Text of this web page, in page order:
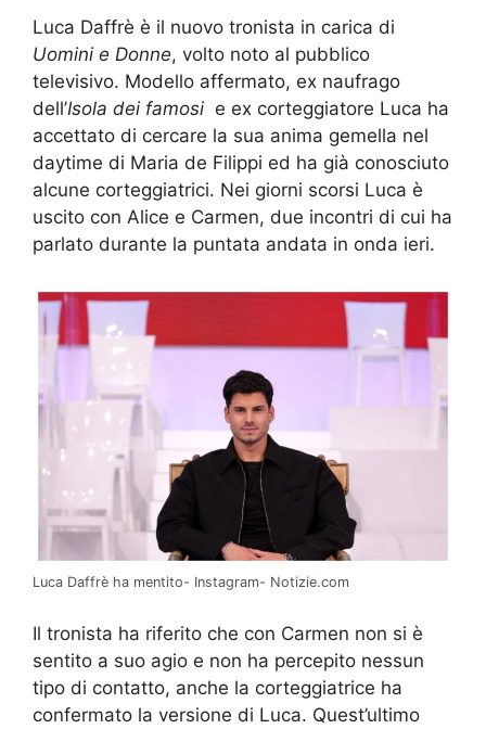
Luca Daffrè è il nuovo tronista in carica di
Uomini e Donne, volto noto al pubblico
televisivo. Modello affermato, ex naufrago
dell’Isola dei famosi e ex corteggiatore Luca ha
accettato di cercare la sua anima gemella nel
daytime di Maria de Filippi ed ha già conosciuto
alcune corteggiatrici. Nei giorni scorsi Luca è
uscito con Alice e Carmen, due incontri di cui ha
parlato durante la puntata andata in onda ieri.
Luca Daffrè ha mentito- Instagram- Notizie.com
Il tronista ha riferito che con Carmen non si è
sentito a suo agio e non ha percepito nessun
tipo di contatto, anche la corteggiatrice ha
confermato la versione di Luca. Quest’ultimo